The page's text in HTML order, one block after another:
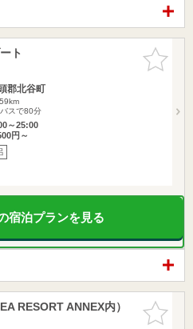
お気に入
りに追加
ト
郡北谷町
スで80分
～25:00
円～
宿泊プランを見る
お気に入
りに追加
RESORT ANNEX内）